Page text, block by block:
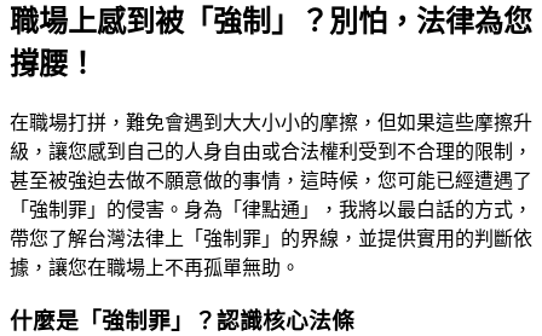
職場上感到被「強制」？別怕，法律為您
撐腰！
在職場打拼，難免會遇到大大小小的摩擦，但如果這些摩擦升
級，讓您感到自己的人身自由或合法權利受到不合理的限制，
甚至被強迫去做不願意做的事情，這時候，您可能已經遭遇了
「強制罪」的侵害。身為「律點通」，我將以最白話的方式，
帶您了解台灣法律上「強制罪」的界線，並提供實用的判斷依
據，讓您在職場上不再孤單無助。
什麼是「強制罪」？認識核心法條